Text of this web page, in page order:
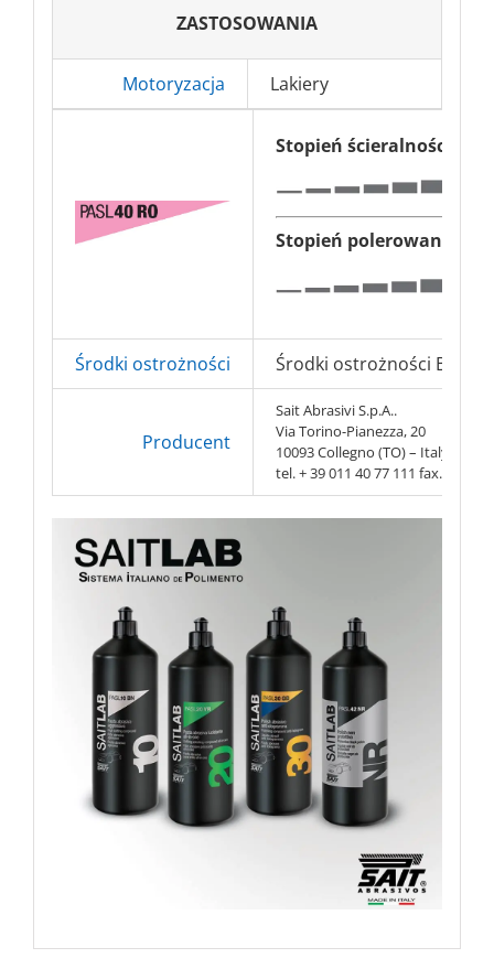
ZASTOSOWANIA
Motoryzacja Lakiery
Stopień ścieralności
Stopień polerowania
Środki ostrożności Środki ostrożności BHP
Producent
Sait Abrasivi S.p.A..
Via Torino-Pianezza, 20
10093 Collegno (TO) – Italy
tel. + 39 011 40 77 111 fax. + 39